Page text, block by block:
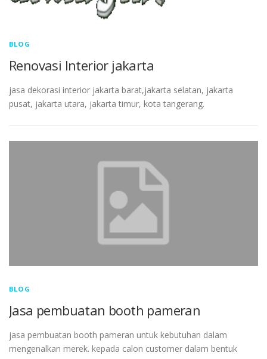
BLOG
Renovasi Interior jakarta
jasa dekorasi interior jakarta barat,jakarta selatan, jakarta
pusat, jakarta utara, jakarta timur, kota tangerang.
BLOG
Jasa pembuatan booth pameran
jasa pembuatan booth pameran untuk kebutuhan dalam
mengenalkan merek. kepada calon customer dalam bentuk